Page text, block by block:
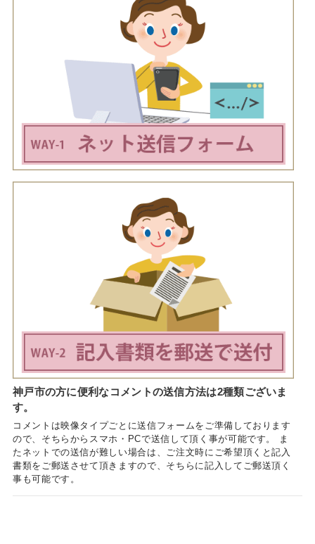
神戸市の方に便利なコメントの送信方法は2種類ございま
す。
コメントは映像タイプごとに送信フォームをご準備しております
ので、そちらからスマホ・PCで送信して頂く事が可能です。 ま
たネットでの送信が難しい場合は、ご注文時にご希望頂くと記入
書類をご郵送させて頂きますので、そちらに記入してご郵送頂く
事も可能です。